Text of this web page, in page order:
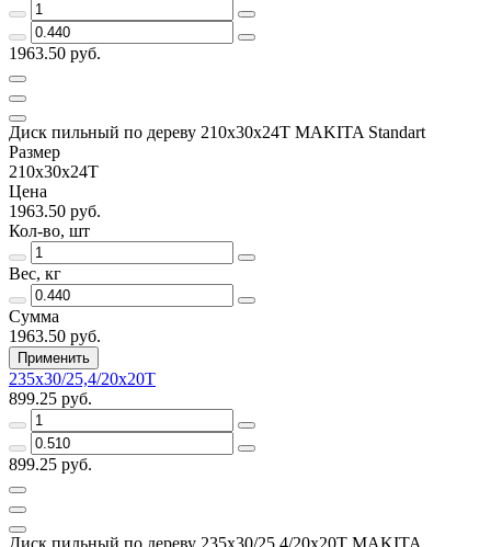
1963.50 руб.
Диск пильный по дереву 210x30x24T MAKITA Standart
Размер
210х30x24T
Цена
1963.50 руб.
Кол-во, шт
Вес, кг
Сумма
1963.50 руб.
Применить
235х30/25,4/20х20Т
899.25 руб.
899.25 руб.
Диск пильный по дереву 235х30/25,4/20x20Т MAKITA